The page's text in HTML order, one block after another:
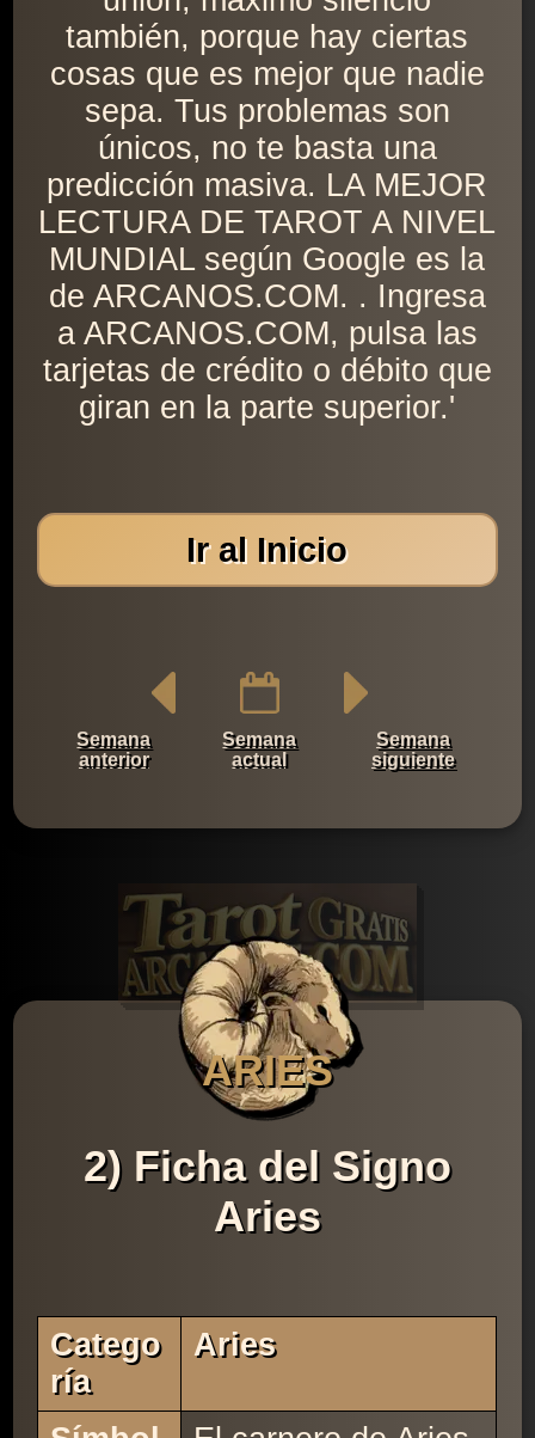
también, porque hay ciertas
cosas que es mejor que nadie
sepa. Tus problemas son
únicos, no te basta una
predicción masiva. LA MEJOR
LECTURA DE TAROT A NIVEL
MUNDIAL según Google es la
de ARCANOS.COM. . Ingresa
a ARCANOS.COM, pulsa las
tarjetas de crédito o débito que
giran en la parte superior.'
Ir al Inicio
Semana
anterior
Semana
actual
Semana
siguiente
ARIES
2) Ficha del Signo
Aries
Catego
Ría
Aries